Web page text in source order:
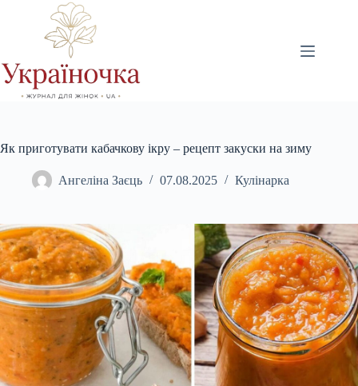
Як приготувати кабачкову ікру – рецепт закуски на зиму
Ангеліна Заєць 07.08.2025 Кулінарка